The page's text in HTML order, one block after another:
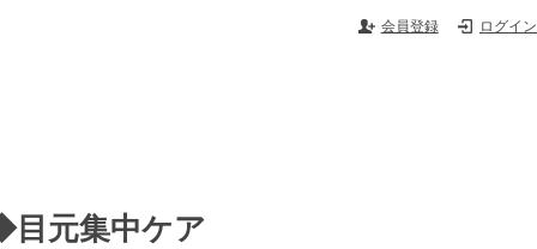
ログイン
会員登録
元集中ケア